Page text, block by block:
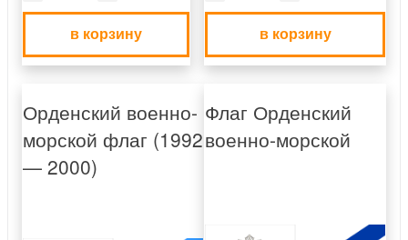
в корзину в корзину
Орденский военно-
морской флаг (1992
— 2000)
Флаг Орденский
военно-морской